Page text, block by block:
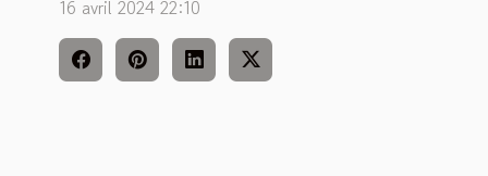
16 avril 2024 22:10